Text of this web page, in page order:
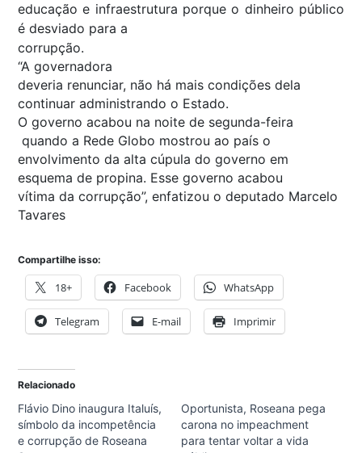
educação e infraestrutura porque o dinheiro público
é desviado para a
corrupção.
“A governadora
deveria renunciar, não há mais condições dela
continuar administrando o Estado.
O governo acabou na noite de segunda-feira
quando a Rede Globo mostrou ao país o
envolvimento da alta cúpula do governo em
esquema de propina. Esse governo acabou
vítima da corrupção”, enfatizou o deputado Marcelo
Tavares
Compartilhe isso:
18+ Facebook WhatsApp
Telegram E-mail Imprimir
Relacionado
Flávio Dino inaugura Italuís,
símbolo da incompetência
e corrupção de Roseana
Oportunista, Roseana pega
carona no impeachment
para tentar voltar a vida